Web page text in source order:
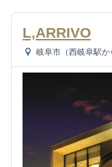
L,ARRIVO
岐阜市（西岐阜駅か